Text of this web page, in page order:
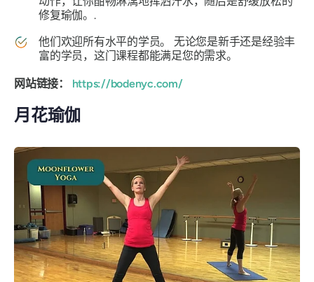
修复瑜伽。.
他们欢迎所有水平的学员。
无论您是新手还是经验丰
富的学员，这门课程都能满足您的需求。
网站链接： https://bodenyc.com/
月花瑜伽